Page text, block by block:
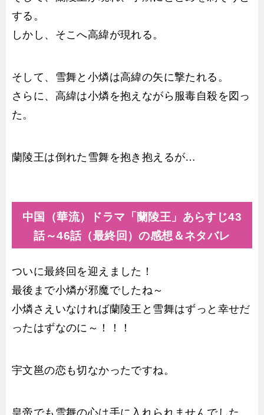
する。
しかし、そこへ高緯が現れる。
そして、雪舞と小燐は高緯の矢に撃たれる。
さらに、高緯は小燐を抱えながら服毒自殺を図っ
た。
蘭陵王は倒れた雪舞を抱き抱えるが…
中国（華流）ドラマ「蘭陵王」あらすじ43
話～46話（最終回）の感想＆ネタバレ
ついに最終回を迎えました！
最後まで小燐が邪魔でしたね～
小燐さえいなければ蘭陵王と雪舞はずっと幸せだ
ったはずなのに～！！！
宇文邕の恋も切なかったですね。
皇帝でも雪舞の心は手に入れられませんでした。